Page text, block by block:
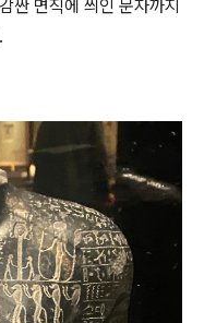
싼 면직에 씌인 문자까지